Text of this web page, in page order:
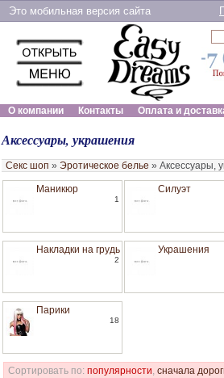
Это мобильная версия сайта
О компании
Контакты Оплата и
Аксессуары, украшения
Секс шоп » Эротическое белье » Аксессуары,
Маникюр
1
Силуэт
Накладки на грудь
2
Украшения
Парики
18
Сортировать по: популярности, сначала